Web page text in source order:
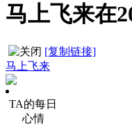
马上飞来在
[复制链接]
马上飞来
TA的每日
心情